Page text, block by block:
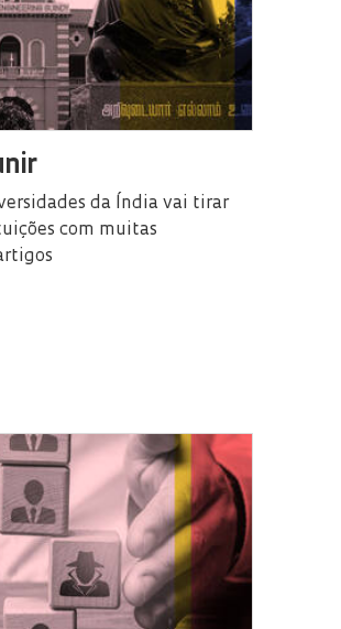
da Índia vai tirar
com muitas